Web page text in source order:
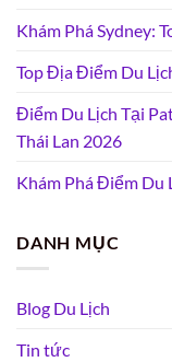
Khám Phá Sydney:
Top Địa Điểm Du
Điểm Du Lịch Tại
Thái Lan 2026
Khám Phá Điểm Du
DANH MỤC
Blog Du Lịch
Tin tức